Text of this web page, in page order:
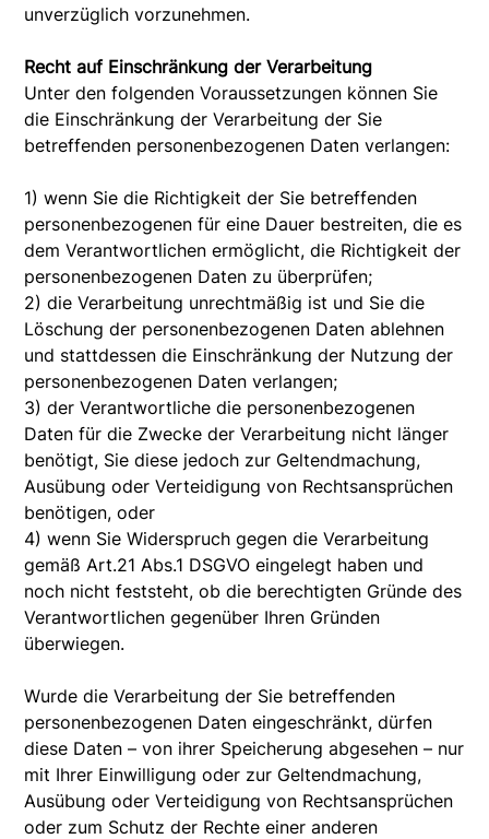
unverzüglich vorzunehmen.
Recht auf Einschränkung der Verarbeitung
Unter den folgenden Voraussetzungen können Sie
die Einschränkung der Verarbeitung der Sie
betreffenden personenbezogenen Daten verlangen:
1) wenn Sie die Richtigkeit der Sie betreffenden
personenbezogenen für eine Dauer bestreiten, die es
dem Verantwortlichen ermöglicht, die Richtigkeit der
personenbezogenen Daten zu überprüfen;
2) die Verarbeitung unrechtmäßig ist und Sie die
Löschung der personenbezogenen Daten ablehnen
und stattdessen die Einschränkung der Nutzung der
personenbezogenen Daten verlangen;
3) der Verantwortliche die personenbezogenen
Daten für die Zwecke der Verarbeitung nicht länger
benötigt, Sie diese jedoch zur Geltendmachung,
Ausübung oder Verteidigung von Rechtsansprüchen
benötigen, oder
4) wenn Sie Widerspruch gegen die Verarbeitung
gemäß Art.21 Abs.1 DSGVO eingelegt haben und
noch nicht feststeht, ob die berechtigten Gründe des
Verantwortlichen gegenüber Ihren Gründen
überwiegen.
Wurde die Verarbeitung der Sie betreffenden
personenbezogenen Daten eingeschränkt, dürfen
diese Daten – von ihrer Speicherung abgesehen – nur
mit Ihrer Einwilligung oder zur Geltendmachung,
Ausübung oder Verteidigung von Rechtsansprüchen
oder zum Schutz der Rechte einer anderen